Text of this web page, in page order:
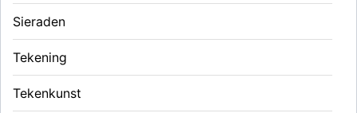
Sieraden
Tekening
Tekenkunst